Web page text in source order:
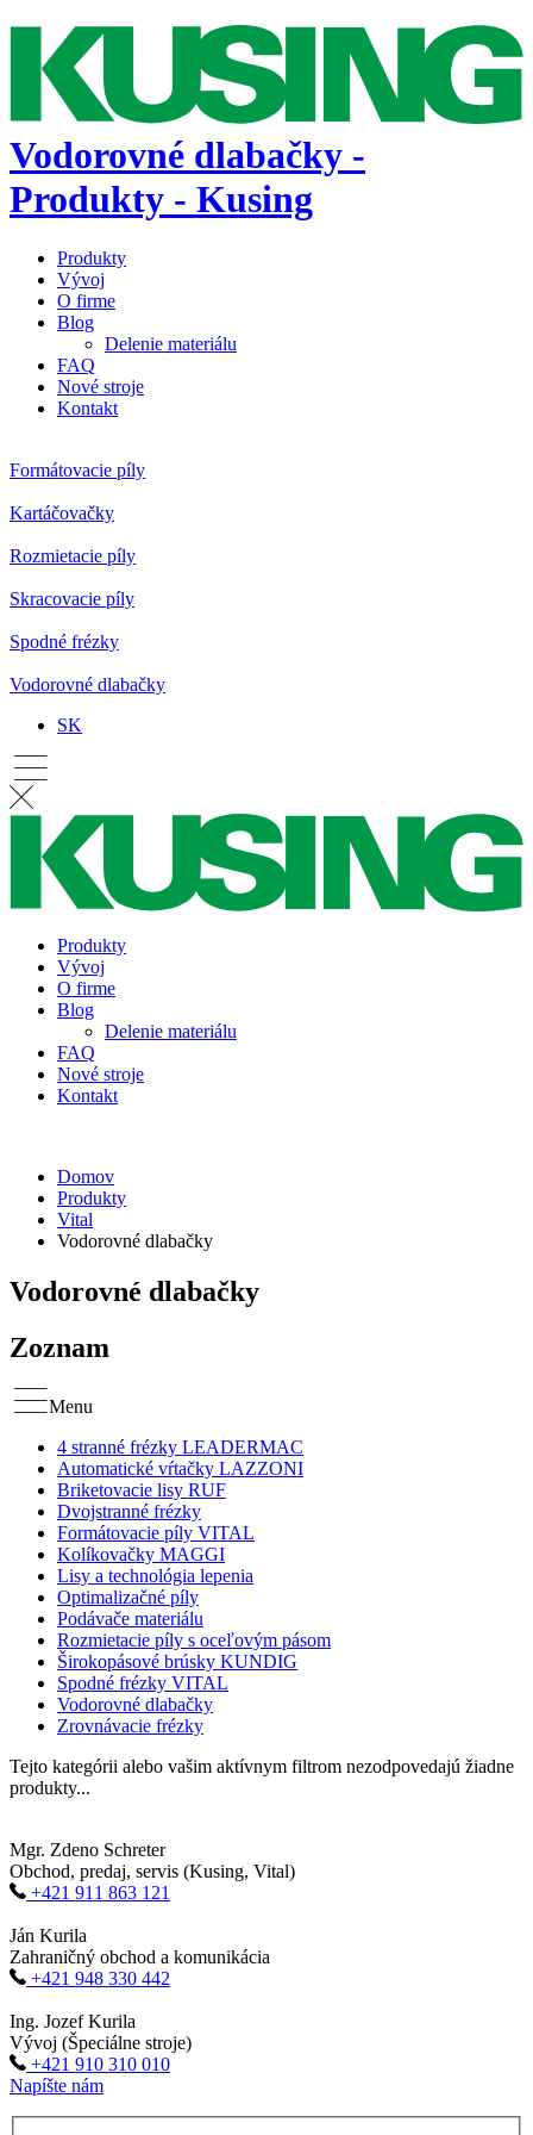
Vodorovné dlabačky -
Produkty - Kusing
Produkty
Vývoj
O firme
Blog
Delenie materiálu
FAQ
Nové stroje
Kontakt
Formátovacie píly
Kartáčovačky
Rozmietacie píly
Skracovacie píly
Spodné frézky
Vodorovné dlabačky
SK
Produkty
Vývoj
O firme
Blog
Delenie materiálu
FAQ
Nové stroje
Kontakt
Domov
Produkty
Vital
Vodorovné dlabačky
Vodorovné dlabačky
Zoznam
Menu
4 stranné frézky LEADERMAC
Automatické vŕtačky LAZZONI
Briketovacie lisy RUF
Dvojstranné frézky
Formátovacie píly VITAL
Kolíkovačky MAGGI
Lisy a technológia lepenia
Optimalizačné píly
Podávače materiálu
Rozmietacie píly s oceľovým pásom
Širokopásové brúsky KUNDIG
Spodné frézky VITAL
Vodorovné dlabačky
Zrovnávacie frézky
Tejto kategórii alebo vašim aktívnym filtrom nezodpovedajú žiadne
produkty...
Mgr. Zdeno Schreter
Obchod, predaj, servis (Kusing, Vital)
+421 911 863 121
Ján Kurila
Zahraničný obchod a komunikácia
+421 948 330 442
Ing. Jozef Kurila
Vývoj (Špeciálne stroje)
+421 910 310 010
Napíšte nám